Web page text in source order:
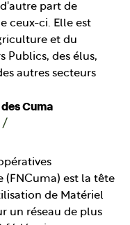
part de
ceux-ci. Elle est
et du
Publics, des élus,
autres secteurs
Cuma
/
(FNCuma) est la tête
de Matériel
un réseau de plus